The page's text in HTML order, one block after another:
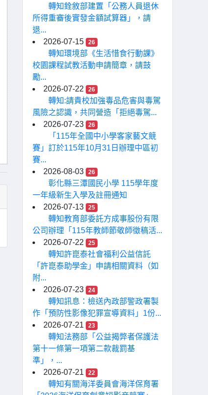
轉知銓敘部建置「公務人員退休
所得重審後實發金額試算器」，請
退...
2026-07-15
26
轉知環境部《生活惜食行動課》
校園課程試教活動申請簡章，請鼓
勵...
2026-07-22
26
轉知:請貴校加強毒品危害與毒駕
風險之認識，共同營造「拒絕毒駕...
2026-07-23
26
「115年全國中小學客家藝文競
賽」訂於115年10月31日辦理中區初
賽...
2026-08-03
26
彰化縣三潭國民小學 115學年度
一年級新生入學及註冊通知
2026-07-13
25
轉知教育部委託方成事股份有限
公司辦理「115年教師節敬師徵稿活...
2026-07-22
25
轉知許崑泰社會福利公益信託
「許崑泰助學金」申請相關資料（如
附...
2026-07-23
24
轉知訊息：檢送內政部警政署製
作「預防性影像犯罪宣導資料」1份...
2026-07-21
23
轉知法務部「公益揭弊者保護法
第十一條第一項第二款裁罰基
準」，...
2026-07-21
22
轉知有關海洋委員會海洋保育署